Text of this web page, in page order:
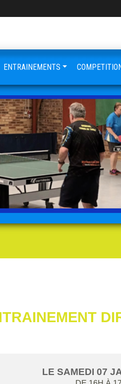
LE SAMEDI 07
ENTRAINEMENTS